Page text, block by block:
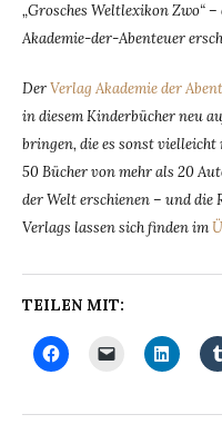
„Grosches Weltlexikon Zwo“
Akademie-der-Abenteuer
DerVerlag Akademie der
in diesem Kinderbücher neu
bringen, die es sonst vielleicht
50 Bücher von mehr als 20
der Welt erschienen – und die
Verlags lassen sich finden im
TEILEN MIT: